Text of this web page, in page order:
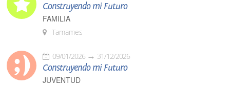
Construyendo mi Futuro
FAMILIA
Tamames
09/01/2026 31/12/2026
Construyendo mi Futuro
JUVENTUD